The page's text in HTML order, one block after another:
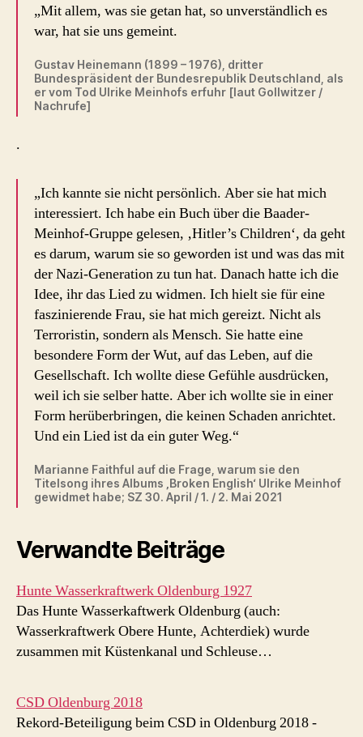
„Mit allem, was sie getan hat, so unverständlich es
war, hat sie uns gemeint.
Gustav Heinemann (1899 – 1976), dritter
Bundespräsident der Bundesrepublik Deutschland, als
er vom Tod Ulrike Meinhofs erfuhr [laut Gollwitzer /
Nachrufe]
.
„Ich kannte sie nicht persönlich. Aber sie hat mich
interessiert. Ich habe ein Buch über die Baader-
Meinhof-Gruppe gelesen, ‚Hitler’s Children‘, da geht
es darum, warum sie so geworden ist und was das mit
der Nazi-Generation zu tun hat. Danach hatte ich die
Idee, ihr das Lied zu widmen. Ich hielt sie für eine
faszinierende Frau, sie hat mich gereizt. Nicht als
Terroristin, sondern als Mensch. Sie hatte eine
besondere Form der Wut, auf das Leben, auf die
Gesellschaft. Ich wollte diese Gefühle ausdrücken,
weil ich sie selber hatte. Aber ich wollte sie in einer
Form herüberbringen, die keinen Schaden anrichtet.
Und ein Lied ist da ein guter Weg.“
Marianne Faithful auf die Frage, warum sie den
Titelsong ihres Albums ‚Broken English‘ Ulrike Meinhof
gewidmet habe; SZ 30. April / 1. / 2. Mai 2021
Verwandte Beiträge
Hunte Wasserkraftwerk Oldenburg 1927
Das Hunte Wasserkaftwerk Oldenburg (auch:
Wasserkraftwerk Obere Hunte, Achterdiek) wurde
zusammen mit Küstenkanal und Schleuse…
CSD Oldenburg 2018
Rekord-Beteiligung beim CSD in Oldenburg 2018 -